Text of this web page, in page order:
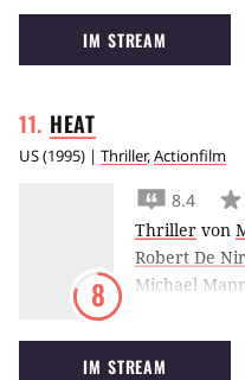
Bewohner
der Uruk-Hai.
IM STREAM
HEAT
US(1995) | Thriller,Actionfilm
8
8.4
Thriller von
Robert De
Michael
sind absolute
nur auf
IM STREAM